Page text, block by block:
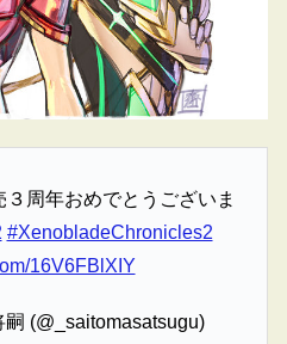
３周年おめでとうございま
#XenobladeChronicles2
16V6FBlXIY
(@_saitomasatsugu)